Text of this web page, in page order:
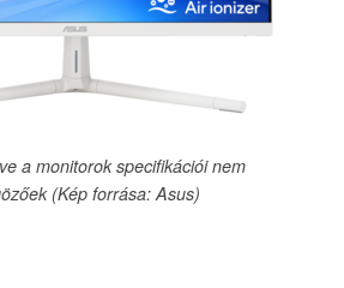
a monitorok specifikációi nem
(Kép forrása: Asus)